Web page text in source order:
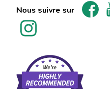
Nous suivre sur